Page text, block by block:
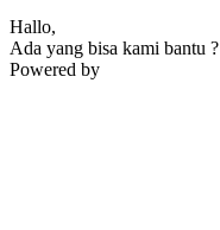
Hallo,
Ada yang bisa kami bantu ?
Powered by